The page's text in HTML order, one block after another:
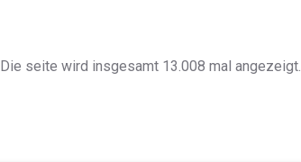
Die seite wird insgesamt 13.008 mal angezeigt.